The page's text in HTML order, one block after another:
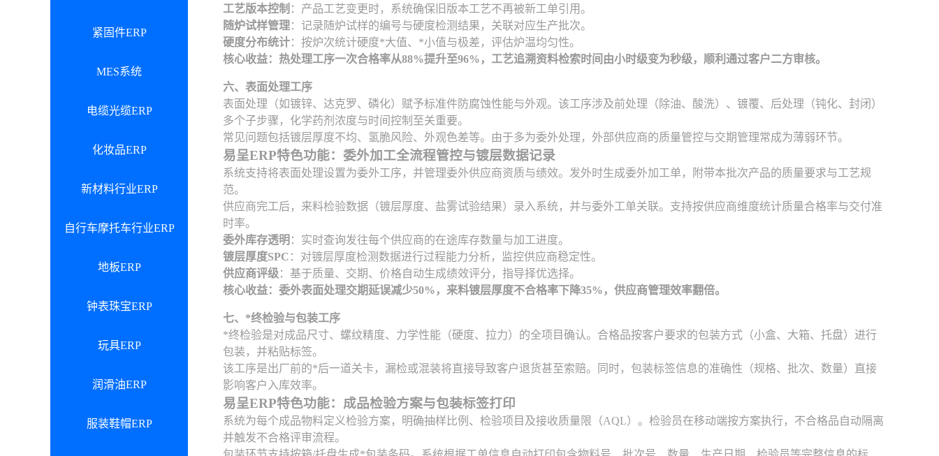
紧固件ERP
MES系统
电缆光缆ERP
化妆品ERP
新材料行业ERP
自行车摩托车行业ERP
地板ERP
钟表珠宝ERP
玩具ERP
润滑油ERP
服装鞋帽ERP
工艺版本控制 ：产品工艺变更时，系统确保旧版本工艺不再被新工单引用。
随炉试样管理：记录随炉试样的编号与硬度检测结果，关联对应生产批次。
硬度分布统计：按炉次统计硬度*大值、*小值与极差，评估炉温均匀性。
核心收益：热处理工序一次合格率从88%提升至96%，工艺追溯资料检索时间由小时级变为秒级，顺利通过客户二方审核。
六、表面处理工序
表面处理（如镀锌、达克罗、磷化）赋予标准件防腐蚀性能与外观。该工序涉及前处理（除油、酸洗）、镀覆、后处理（钝化、封闭）
多个子步骤，化学药剂浓度与时间控制至关重要。
常见问题包括镀层厚度不均、氢脆风险、外观色差等。由于多为委外处理，外部供应商的质量管控与交期管理常成为薄弱环节。
易呈ERP特色功能：委外加工全流程管控与镀层数据记录
系统支持将表面处理设置为委外工序，并管理委外供应商资质与绩效。发外时生成委外加工单，附带本批次产品的质量要求与工艺规
范。
供应商完工后，来料检验数据（镀层厚度、盐雾试验结果）录入系统，并与委外工单关联。支持按供应商维度统计质量合格率与交付准
时率。
委外库存透明 ：实时查询发往每个供应商的在途库存数量与加工进度。
镀层厚度SPC ：对镀层厚度检测数据进行过程能力分析，监控供应商稳定性。
供应商评级：基于质量、交期、价格自动生成绩效评分，指导择优选择。
核心收益：委外表面处理交期延误减少50%，来料镀层厚度不合格率下降35%，供应商管理效率翻倍。
七、*终检验与包装工序
*终检验是对成品尺寸、螺纹精度、力学性能（硬度、拉力）的全项目确认。合格品按客户要求的包装方式（小盒、大箱、托盘）进行
包装，并粘贴标签。
该工序是出厂前的*后一道关卡，漏检或混装将直接导致客户退货甚至索赔。同时，包装标签信息的准确性（规格、批次、数量）直接
影响客户入库效率。
易呈ERP特色功能：成品检验方案与包装标签打印
系统为每个成品物料定义检验方案，明确抽样比例、检验项目及接收质量限（AQL）。检验员在移动端按方案执行，不合格品自动隔离
并触发不合格评审流程。